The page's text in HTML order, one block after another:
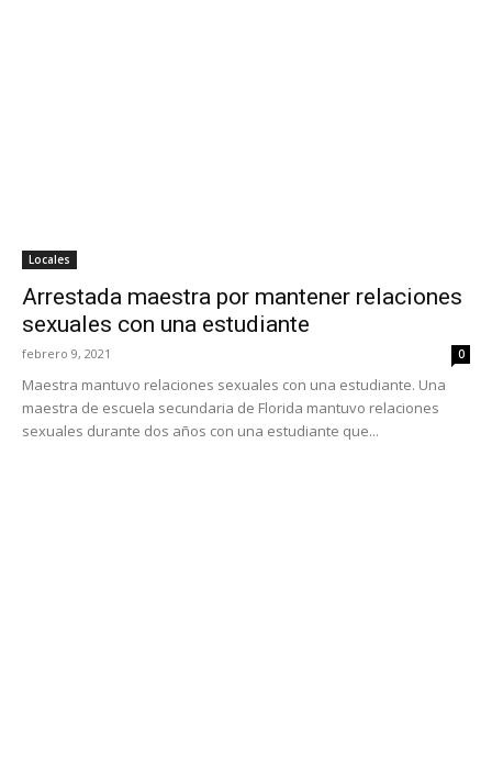
Locales
Arrestada maestra por mantener relaciones
sexuales con una estudiante
febrero 9, 2021 0
Maestra mantuvo relaciones sexuales con una estudiante. Una
maestra de escuela secundaria de Florida mantuvo relaciones
sexuales durante dos años con una estudiante que...